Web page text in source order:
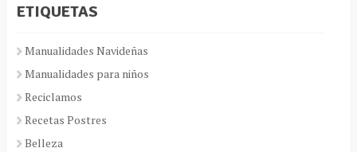
ETIQUETAS
Manualidades Navideñas
Manualidades para niños
Reciclamos
Recetas Postres
Belleza